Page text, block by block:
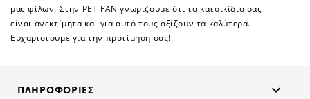
μας φίλων. Στην PET FAN γνωρίζουμε ότι τα κατοικίδια σας
είναι ανεκτίμητα και για αυτό τους αξίζουν τα καλύτερα.
Ευχαριστούμε για την προτίμηση σας!
ΠΛΗΡΟΦΟΡΊΕΣ 